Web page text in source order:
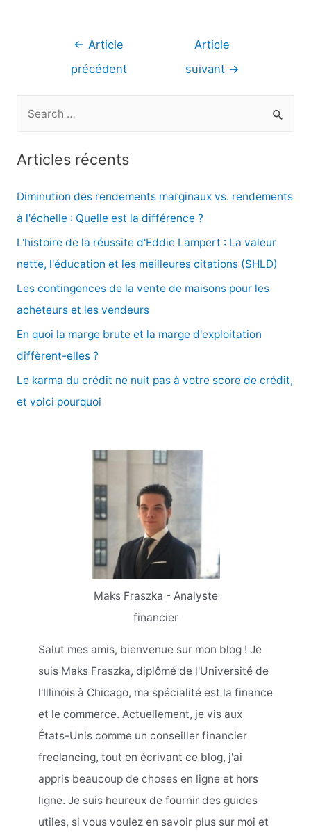
Navigation
l’article
← Article
précédent
Article
suivant →
e
r
c
Articles récents
Diminution des rendements marginaux vs. rendements
à l'échelle : Quelle est la différence ?
L'histoire de la réussite d'Eddie Lampert : La valeur
nette, l'éducation et les meilleures citations (SHLD)
Les contingences de la vente de maisons pour les
acheteurs et les vendeurs
En quoi la marge brute et la marge d'exploitation
diffèrent-elles ?
Le karma du crédit ne nuit pas à votre score de crédit,
et voici pourquoi
Maks Fraszka - Analyste
financier
Salut mes amis, bienvenue sur mon blog ! Je
suis Maks Fraszka, diplômé de l'Université de
l'Illinois à Chicago, ma spécialité est la finance
et le commerce. Actuellement, je vis aux
États-Unis comme un conseiller financier
freelancing, tout en écrivant ce blog, j'ai
appris beaucoup de choses en ligne et hors
ligne. Je suis heureux de fournir des guides
utiles, si vous voulez en savoir plus sur moi et